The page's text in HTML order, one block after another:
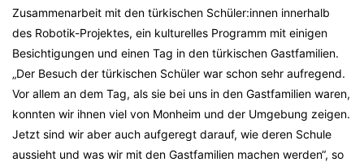
Zusammenarbeit mit den türkischen Schüler:innen innerhalb
des Robotik-Projektes, ein kulturelles Programm mit einigen
Besichtigungen und einen Tag in den türkischen Gastfamilien.
„Der Besuch der türkischen Schüler war schon sehr aufregend.
Vor allem an dem Tag, als sie bei uns in den Gastfamilien waren,
konnten wir ihnen viel von Monheim und der Umgebung zeigen.
Jetzt sind wir aber auch aufgeregt darauf, wie deren Schule
aussieht und was wir mit den Gastfamilien machen werden“, so